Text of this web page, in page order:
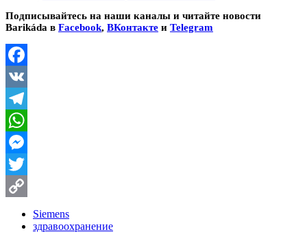
Подписывайтесь на наши каналы и читайте новости
Barikáda в Facebook, ВКонтакте и Telegram
Facebook
VK
Telegram
WhatsApp
Messenger
Twitter
Siemens
здравоохранение